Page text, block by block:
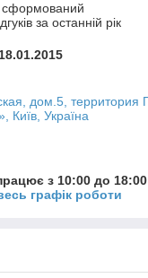
сформований
за останній рік
дом.5, территория
Київ, Україна
з 10:00 до 18:00
графік роботи